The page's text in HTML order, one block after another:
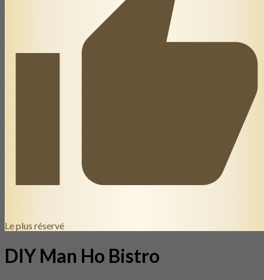
Le plus réservé
DIY Man Ho Bistro